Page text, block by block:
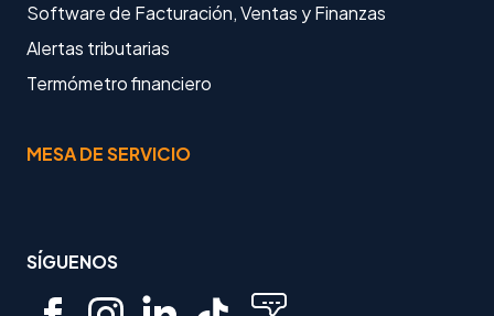
Software de Facturación, Ventas y Finanzas
Alertas tributarias
Termómetro financiero
MESA DE SERVICIO
SÍGUENOS